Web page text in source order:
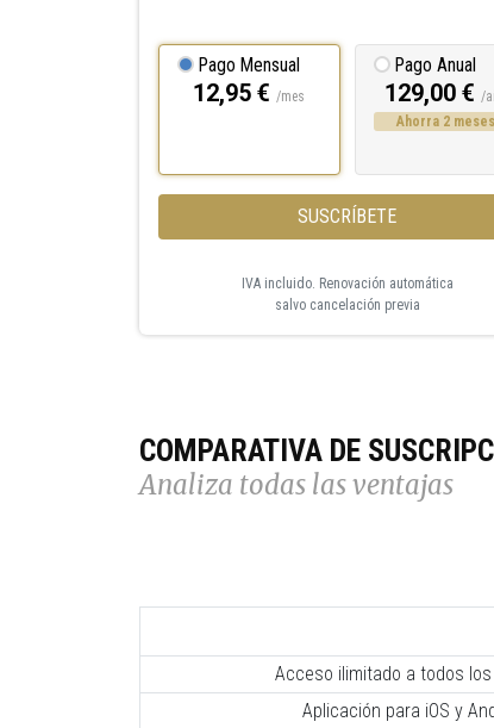
Pago Mensual
12,95 €/mes
Pago Anual
129,00 €/
Ahorra 2 meses
SUSCRÍBETE
IVA incluido. Renovación automática
salvo cancelación previa
COMPARATIVA DE
Analiza todas las ventajas
Acceso ilimitado a todos
Aplicación para iOS y